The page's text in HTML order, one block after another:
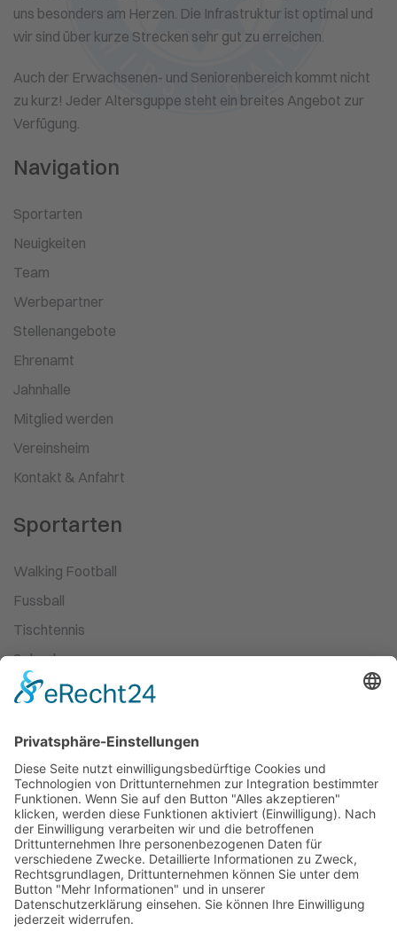
uns besonders am Herzen. Die Infrastruktur ist optimal und
wir sind über kurze Strecken sehr gut zu erreichen.
Auch der Erwachsenen- und Seniorenbereich kommt nicht
zu kurz! Jeder Altersguppe steht ein breites Angebot zur
Verfügung.
Navigation
Sportarten
Neuigkeiten
Team
Werbepartner
Stellenangebote
Ehrenamt
Jahnhalle
Mitglied werden
Vereinsheim
Kontakt & Anfahrt
Sportarten
Walking Football
Fussball
Tischtennis
Schach
Ski-Wandern
Kampfsport
Leichtathletik
Ballett
Schwimmen
Racketsport
Dart
Basketball